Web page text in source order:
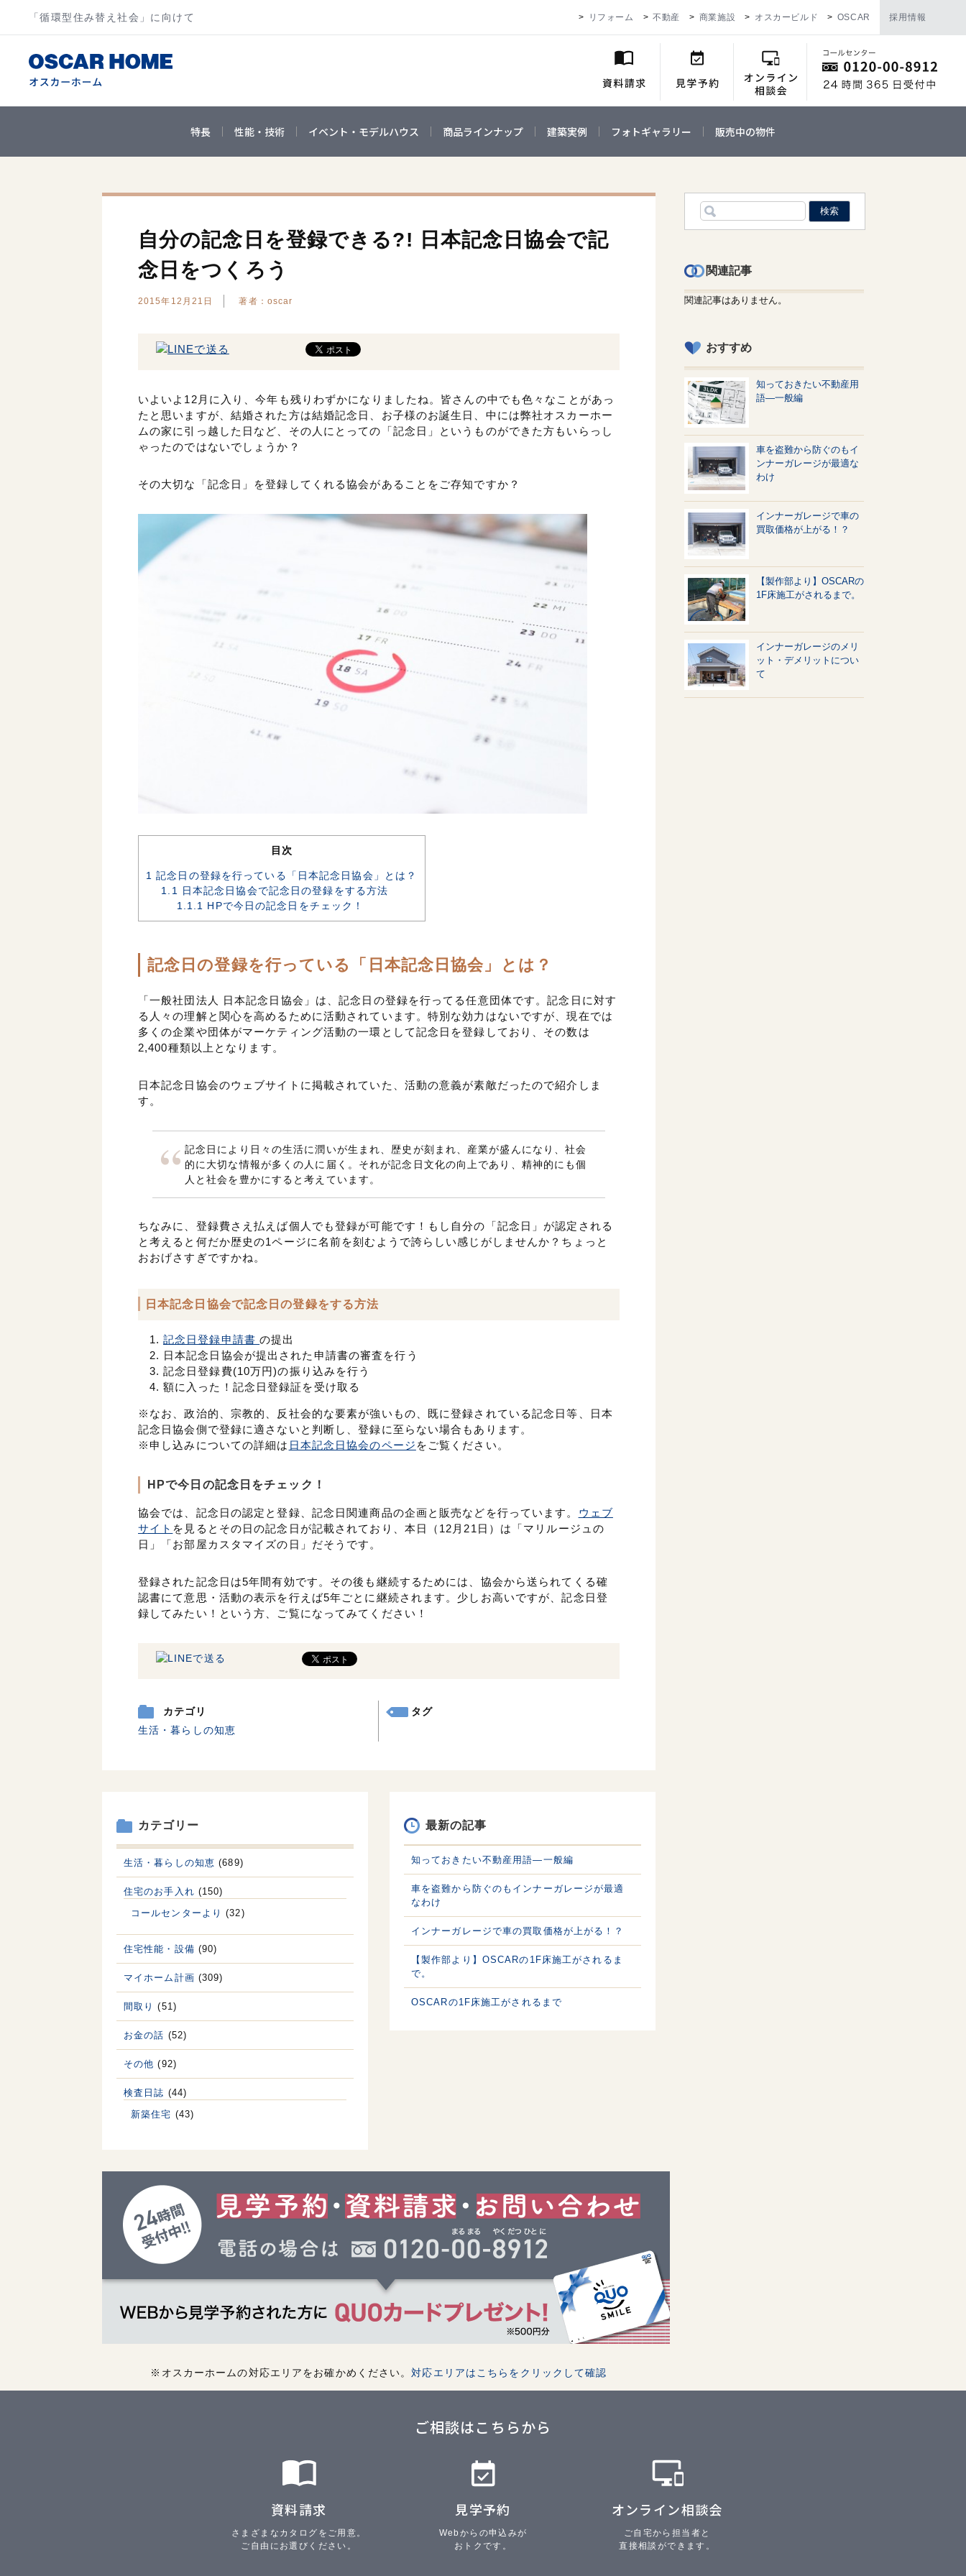
「循環型住み替え社会」に向けて リフォーム 不動産 商業施設 オスカービルド OSCAR 採用情報
特長 性能・技術 イベント・モデルハウス 商品ラインナップ 建築実例 フォトギャラリー 販売中の物件
自分の記念日を登録できる?! 日本記念日協会で記
念日をつくろう
2015年12月21日 著者：oscar
いよいよ12月に入り、今年も残りわずかになりましたね。皆さんの中でも色々なことがあっ
たと思いますが、結婚された方は結婚記念日、お子様のお誕生日、中には弊社オスカーホー
ムの家に引っ越した日など、その人にとっての「記念日」というものができた方もいらっし
ゃったのではないでしょうか？
その大切な「記念日」を登録してくれる協会があることをご存知ですか？
目次
1 記念日の登録を行っている「日本記念日協会」とは？
1.1
日本記念日協会で記念日の登録をする方法
1.1.1
HPで今日の記念日をチェック！
記念日の登録を行っている「日本記念日協会」とは？
「一般社団法人 日本記念日協会」は、記念日の登録を行ってる任意団体です。記念日に対す
る人々の理解と関心を高めるために活動されています。特別な効力はないですが、現在では
多くの企業や団体がマーケティング活動の一環として記念日を登録しており、その数は
2,400種類以上となります。
日本記念日協会のウェブサイトに掲載されていた、活動の意義が素敵だったので紹介しま
す。
記念日により日々の生活に潤いが生まれ、歴史が刻まれ、産業が盛んになり、社会
的に大切な情報が多くの人に届く。それが記念日文化の向上であり、精神的にも個
人と社会を豊かにすると考えています。
ちなみに、登録費さえ払えば個人でも登録が可能です！もし自分の「記念日」が認定される
と考えると何だか歴史の1ページに名前を刻むようで誇らしい感じがしませんか？ちょっと
おおげさすぎですかね。
日本記念日協会で記念日の登録をする方法
記念日登録申請書の提出
日本記念日協会が提出された申請書の審査を行う
記念日登録費(10万円)の振り込みを行う
額に入った！記念日登録証を受け取る
※なお、政治的、宗教的、反社会的な要素が強いもの、既に登録されている記念日等、日本
記念日協会側で登録に適さないと判断し、登録に至らない場合もあります。
※申し込みについての詳細は 日本記念日協会のページ をご覧ください。
HPで今日の記念日をチェック！
協会では、記念日の認定と登録、記念日関連商品の企画と販売などを行っています。 ウェブ
サイト を見るとその日の記念日が記載されており、本日（12月21日）は「マリルージュの
日」「お部屋カスタマイズの日」だそうです。
登録された記念日は5年間有効です。その後も継続するためには、協会から送られてくる確
認書にて意思・活動の表示を行えば5年ごとに継続されます。少しお高いですが、記念日登
録してみたい！という方、ご覧になってみてください！
カテゴリ
生活・暮らしの知恵
タグ
最新の記事
知っておきたい不動産用語—一般編
車を盗難から防ぐのもインナーガレージが最適
なわけ
インナーガレージで車の買取価格が上がる！？
【製作部より】OSCARの1F床施工がされるま
で。
OSCARの1F床施工がされるまで
カテゴリー
生活・暮らしの知恵 (689)
住宅のお手入れ (150)
コールセンターより (32)
住宅性能・設備 (90)
マイホーム計画 (309)
間取り (51)
お金の話 (52)
その他 (92)
検査日誌 (44)
新築住宅 (43)
※オスカーホームの対応エリアをお確かめください。対応エリアはこちらをクリックして確認
関連記事
関連記事はありません。
おすすめ
知っておきたい不動産用
語—一般編
車を盗難から防ぐのもイ
ンナーガレージが最適な
わけ
インナーガレージで車の
買取価格が上がる！？
【製作部より】OSCARの
1F床施工がされるまで。
インナーガレージのメリ
ット・デメリットについ
て
ご相談はこちらから
資料請求
さまざまなカタログをご用意。
ご自由にお選びください。
見学予約
Webからの申込みが
おトクです。
オンライン相談会
ご自宅から担当者と
直接相談ができます。